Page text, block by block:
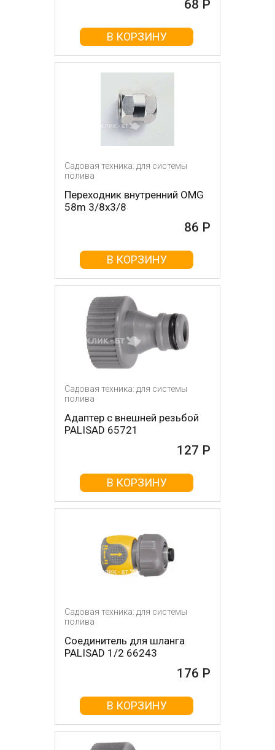
68 Р
В КОРЗИНУ
Садовая техника: для системы
полива
Переходник внутренний OMG
58m 3/8х3/8
86 Р
В КОРЗИНУ
Садовая техника: для системы
полива
Адаптер с внешней резьбой
PALISAD 65721
127 Р
В КОРЗИНУ
Садовая техника: для системы
полива
Соединитель для шланга
PALISAD 1/2 66243
176 Р
В КОРЗИНУ